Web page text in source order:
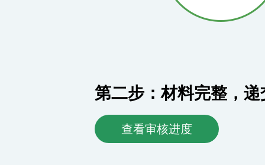
第二步：材料完整，
查看审核进度